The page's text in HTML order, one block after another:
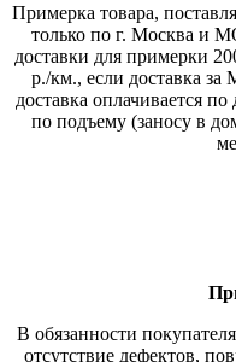
Примерка товара,
только по г. Москва и
доставки для примерки
р./км., если доставка
доставка оплачивается
по подъему (заносу в
В обязанности
отсутствие дефектов,